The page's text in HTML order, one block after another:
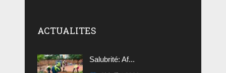
ACTUALITES
Salubrité: Af...